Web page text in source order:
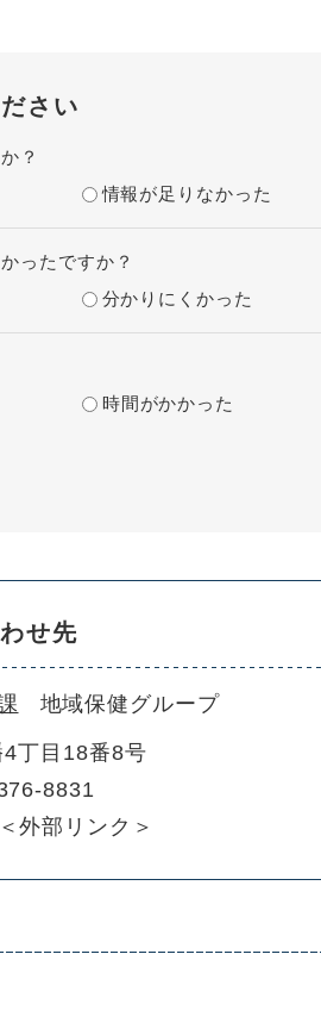
さい
？
情報が足りなかった
ったですか？
分かりにくかった
時間がかかった
せ先
地域保健グループ
丁目18番8号
8831
＜外部リンク＞